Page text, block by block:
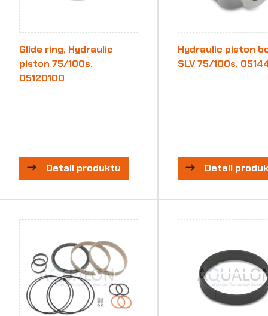
Glide ring, Hydraulic
piston 75/100s,
05120100
Detail produktu
Hydraulic piston
SLV 75/100s,
Detail